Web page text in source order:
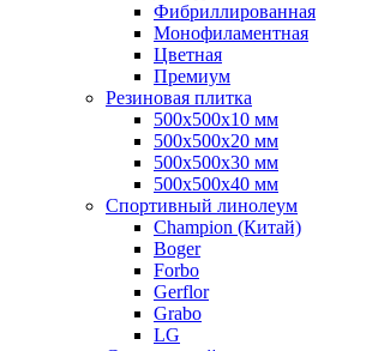
Фибриллированная
Монофиламентная
Цветная
Премиум
Резиновая плитка
500х500х10 мм
500х500х20 мм
500х500х30 мм
500х500х40 мм
Спортивный линолеум
Champion (Китай)
Boger
Forbo
Gerflor
Grabo
LG